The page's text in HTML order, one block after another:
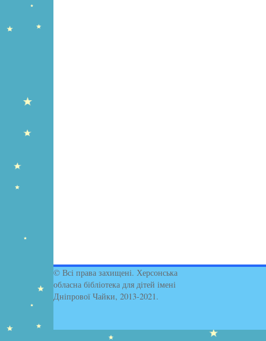
© Всі права захищені. Херсонська
обласна бібліотека для дітей імені
Дніпрової Чайки, 2013-2021.